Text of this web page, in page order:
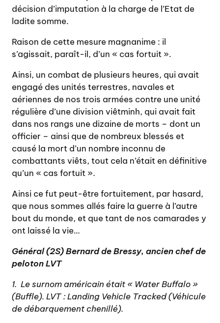
décision d’imputation à la charge de l’Etat de
ladite somme.
Raison de cette mesure magnanime : il
s’agissait, paraît-il, d’un « cas fortuit ».
Ainsi, un combat de plusieurs heures, qui avait
engagé des unités terrestres, navales et
aériennes de nos trois armées contre une unité
régulière d’une division viêtminh, qui avait fait
dans nos rangs une dizaine de morts – dont un
officier – ainsi que de nombreux blessés et
causé la mort d’un nombre inconnu de
combattants viêts, tout cela n’était en définitive
qu’un « cas fortuit ».
Ainsi ce fut peut-être fortuitement, par hasard,
que nous sommes allés faire la guerre à l’autre
bout du monde, et que tant de nos camarades y
ont laissé la vie…
Général (2S) Bernard de Bressy, ancien chef de
peloton LVT
1. Le surnom américain était « Water Buffalo »
(Buffle). LVT : Landing Vehicle Tracked (Véhicule
de débarquement chenillé).